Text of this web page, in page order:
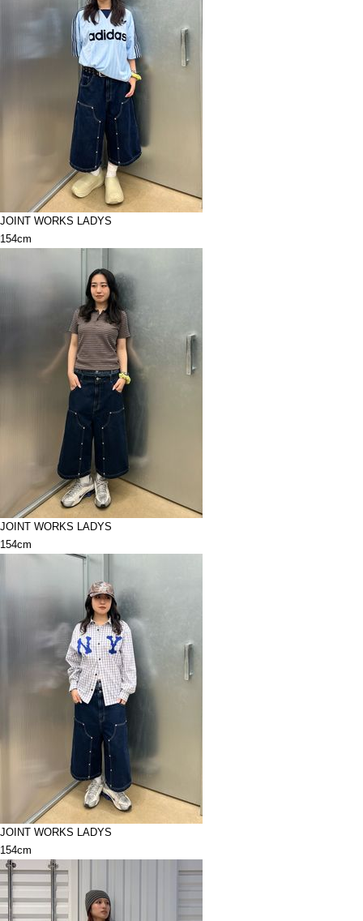
JOINT WORKS LADYS
154cm
JOINT WORKS LADYS
154cm
JOINT WORKS LADYS
154cm